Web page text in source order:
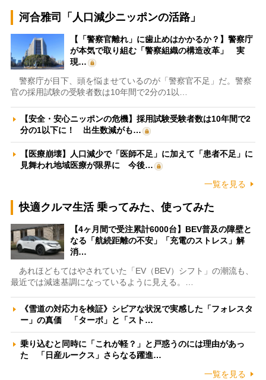
河合雅司「人口減少ニッポンの活路」
【「警察官離れ」に歯止めはかかるか？】警察庁
が本気で取り組む「警察組織の構造改革」 実
現…
警察庁が目下、頭を悩ませているのが「警察官不足」だ。警察
官の採用試験の受験者数は10年間で2分の1以…
【安全・安心ニッポンの危機】採用試験受験者数は10年間で2
分の1以下に！ 出生数減がも…
【医療崩壊】人口減少で「医師不足」に加えて「患者不足」に
見舞われ地域医療が限界に 今後…
一覧を見る
快適クルマ生活 乗ってみた、使ってみた
【4ヶ月間で受注累計6000台】BEV普及の障壁と
なる「航続距離の不安」「充電のストレス」解
消…
あれほどもてはやされていた「EV（BEV）シフト」の潮流も、
最近では減速基調になっているように見える。…
《雪道の対応力を検証》シビアな状況で実感した「フォレスタ
ー」の真価 「ターボ」と「スト…
乗り込むと同時に「これが軽？」と戸惑うのには理由があっ
た 「日産ルークス」さらなる躍進…
一覧を見る